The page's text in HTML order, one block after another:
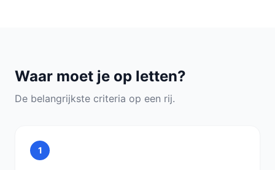
Waar moet je op letten?
De belangrijkste criteria op een rij.
1